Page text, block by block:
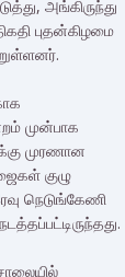
அங்கிருந்து
புதன்கிழமை
முன்பாக
முரணான
குழு
நெடுங்கேணி